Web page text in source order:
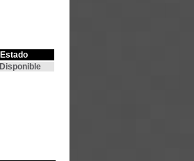
Estado
Disponible